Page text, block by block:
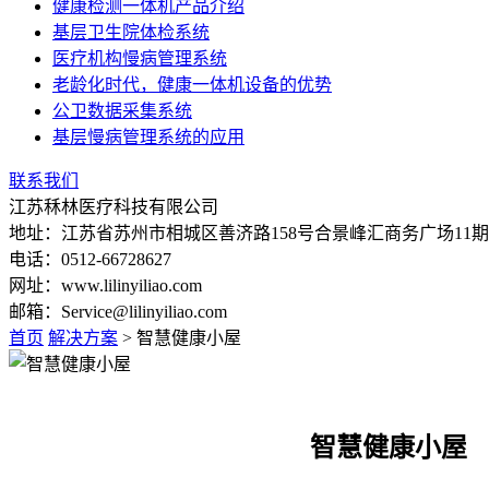
健康检测一体机产品介绍
基层卫生院体检系统
医疗机构慢病管理系统
老龄化时代，健康一体机设备的优势
公卫数据采集系统
基层慢病管理系统的应用
联系我们
江苏秝林医疗科技有限公司
地址：江苏省苏州市相城区善济路158号合景峰汇商务广场11
电话：0512-66728627
网址：www.lilinyiliao.com
邮箱：Service@lilinyiliao.com
首页 解决方案 > 智慧健康小屋
智慧健康小屋